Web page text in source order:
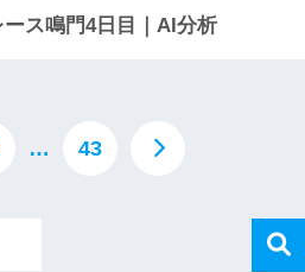
ス鳴門4日目｜AI分析
… 43